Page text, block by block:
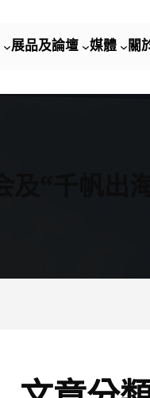
展品及論壇 媒體 關